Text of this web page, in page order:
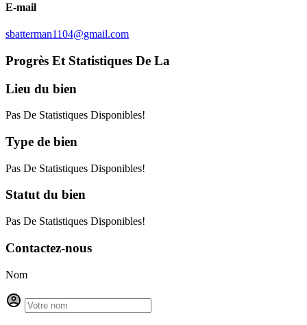
E-mail
sbatterman1104@gmail.com
Progrès Et Statistiques De La
Lieu du bien
Pas De Statistiques Disponibles!
Type de bien
Pas De Statistiques Disponibles!
Statutdu bien
Pas De Statistiques Disponibles!
Contactez-nous
Nom